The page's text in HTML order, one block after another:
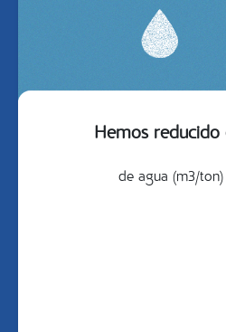
Hemos reducido
de agua (m3/ton)